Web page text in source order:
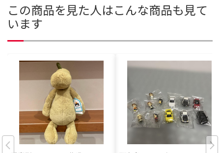
この商品を見た人はこんな商品も見て
います